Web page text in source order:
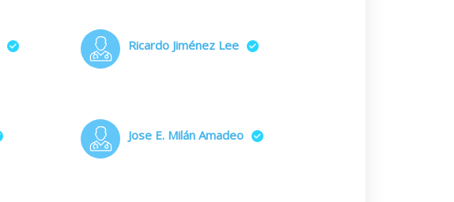
Ricardo Jiménez Lee
Jose E. Milán Amadeo